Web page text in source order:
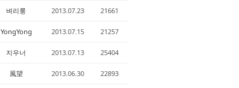
벼리룽 2013.07.23 21661
YongYong 2013.07.15 21257
지우너 2013.07.13 25404
風望 2013.06.30 22893